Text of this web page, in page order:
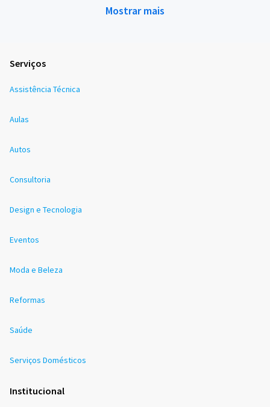
Mostrar mais
Serviços
Assistência Técnica
Aulas
Autos
Consultoria
Design e Tecnologia
Eventos
Moda e Beleza
Reformas
Saúde
Serviços Domésticos
Institucional